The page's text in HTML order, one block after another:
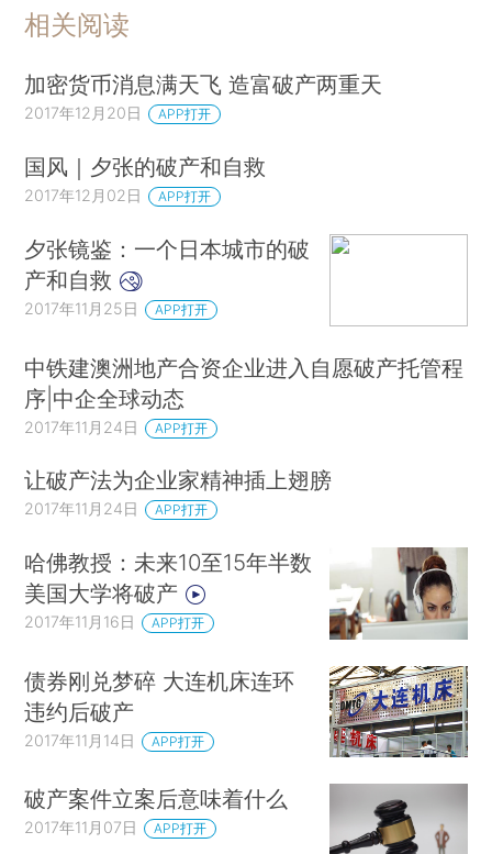
相关阅读
加密货币消息满天飞 造富破产两重天
2017年12月20日 APP打开
国风｜夕张的破产和自救
2017年12月02日 APP打开
夕张镜鉴：一个日本城市的破
产和自救
2017年11月25日 APP打开
中铁建澳洲地产合资企业进入自愿破产托管程
序|中企全球动态
2017年11月24日 APP打开
让破产法为企业家精神插上翅膀
2017年11月24日 APP打开
哈佛教授：未来10至15年半数
美国大学将破产
2017年11月16日 APP打开
债券刚兑梦碎 大连机床连环
违约后破产
2017年11月14日 APP打开
破产案件立案后意味着什么
2017年11月07日 APP打开